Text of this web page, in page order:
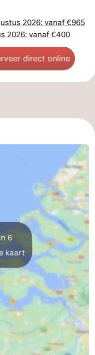
2026: vanaf €965
2026: vanaf €400
direct online
6
kaart